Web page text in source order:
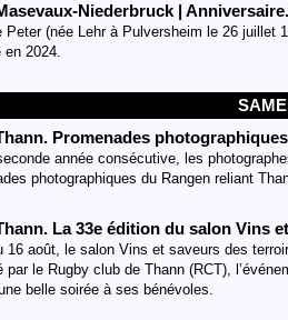
Niederbruck |
Peter (née Lehr à Pulversheim le 26 juillet
en 2024.
Promenades
année consécutive, les
photographiques du Rangen reliant
La 33e édition du salon Vins
16 août, le salon Vins et saveurs des
par le Rugby club de Thann (RCT),
belle soirée à ses bénévoles.